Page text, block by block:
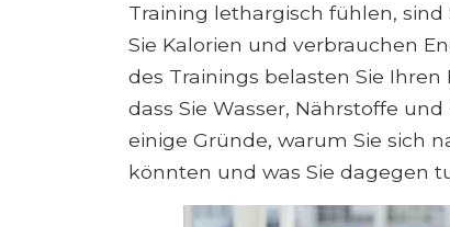
Training lethargisch fühlen,
Sie Kalorien und verbrauchen
des Trainings belasten Sie
dass Sie Wasser, Nährstoffe
einige Gründe, warum Sie sich
könnten und was Sie dagegen